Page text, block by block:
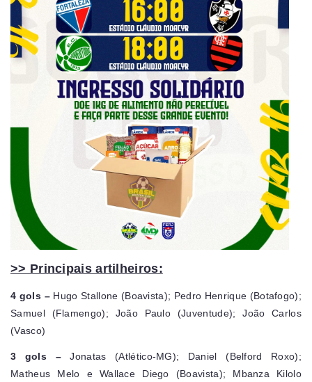
>> Principais artilheiros:
4 gols – Hugo Stallone (Boavista); Pedro Henrique (Botafogo);
Samuel (Flamengo); João Paulo (Juventude); João Carlos
(Vasco)
3 gols –Jonatas (Atlético-MG); Daniel (Belford Roxo);
Matheus Melo e Wallace Diego (Boavista); Mbanza Kilolo